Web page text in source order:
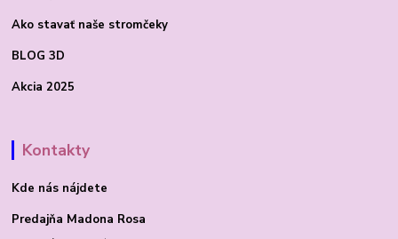
Ako stavať naše stromčeky
BLOG 3D
Akcia 2025
Kontakty
Kde nás nájdete
Predajňa Madona Rosa